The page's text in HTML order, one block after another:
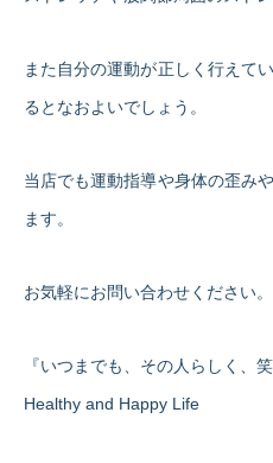
また自分の運動が正しく行えて
るとなおよいでしょう。
当店でも運動指導や身体の歪み
ます。
お気軽にお問い合わせください。
『いつまでも、その人らしく、
Healthy and Happy Life